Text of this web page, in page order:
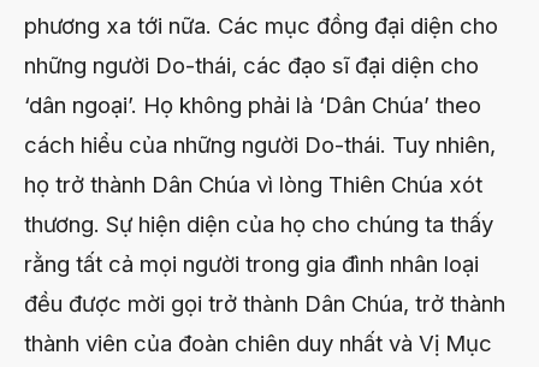
phương xa tới nữa. Các mục đồng đại diện cho
những người Do-thái, các đạo sĩ đại diện cho
‘dân ngoại’. Họ không phải là ‘Dân Chúa’ theo
cách hiểu của những người Do-thái. Tuy nhiên,
họ trở thành Dân Chúa vì lòng Thiên Chúa xót
thương. Sự hiện diện của họ cho chúng ta thấy
rằng tất cả mọi người trong gia đình nhân loại
đều được mời gọi trở thành Dân Chúa, trở thành
thành viên của đoàn chiên duy nhất và Vị Mục